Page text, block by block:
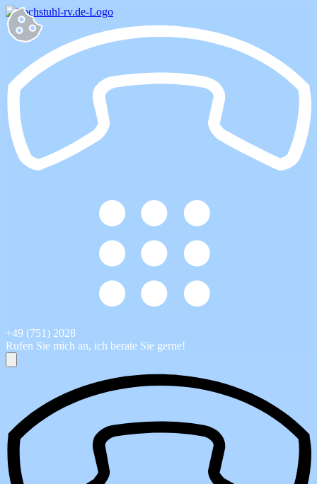
+49 (751) 2028
Rufen Sie mich an, ich berate Sie gerne!